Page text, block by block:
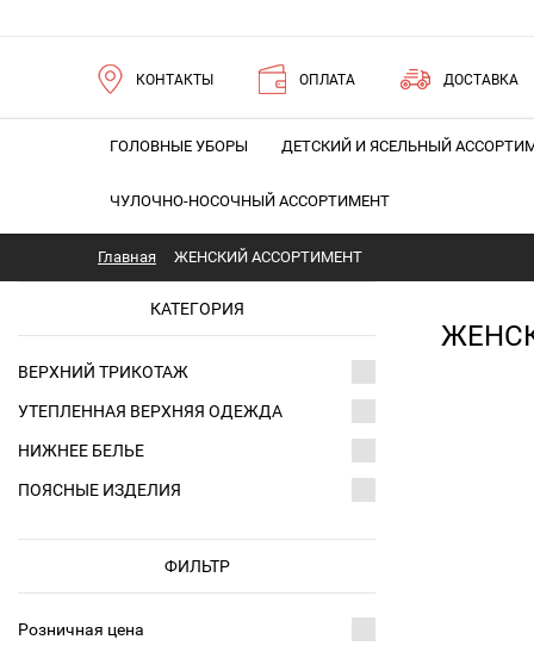
КОНТАКТЫ ОПЛАТА ДОСТАВКА
ГОЛОВНЫЕ УБОРЫ ДЕТСКИЙ И ЯСЕЛЬНЫЙ
ЧУЛОЧНО-НОСОЧНЫЙ АССОРТИМЕНТ
Главная ЖЕНСКИЙ АССОРТИМЕНТ
КАТЕГОРИЯ
ВЕРХНИЙ ТРИКОТАЖ
УТЕПЛЕННАЯ ВЕРХНЯЯ ОДЕЖДА
НИЖНЕЕ БЕЛЬЕ
ПОЯСНЫЕ ИЗДЕЛИЯ
ФИЛЬТР
Розничная цена